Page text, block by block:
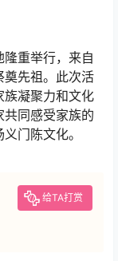
重举行，来自
奠先祖。此次活
族凝聚力和文化
同感受家族的
门陈文化。
给TA打赏